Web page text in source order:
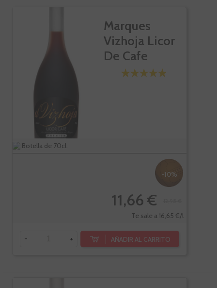
Marques
Vizhoja Licor
De Cafe
Botella de 70cl.
-10%
11,66 €
Te sale a 16,65 €/l
- + AÑADIR AL CARRITO